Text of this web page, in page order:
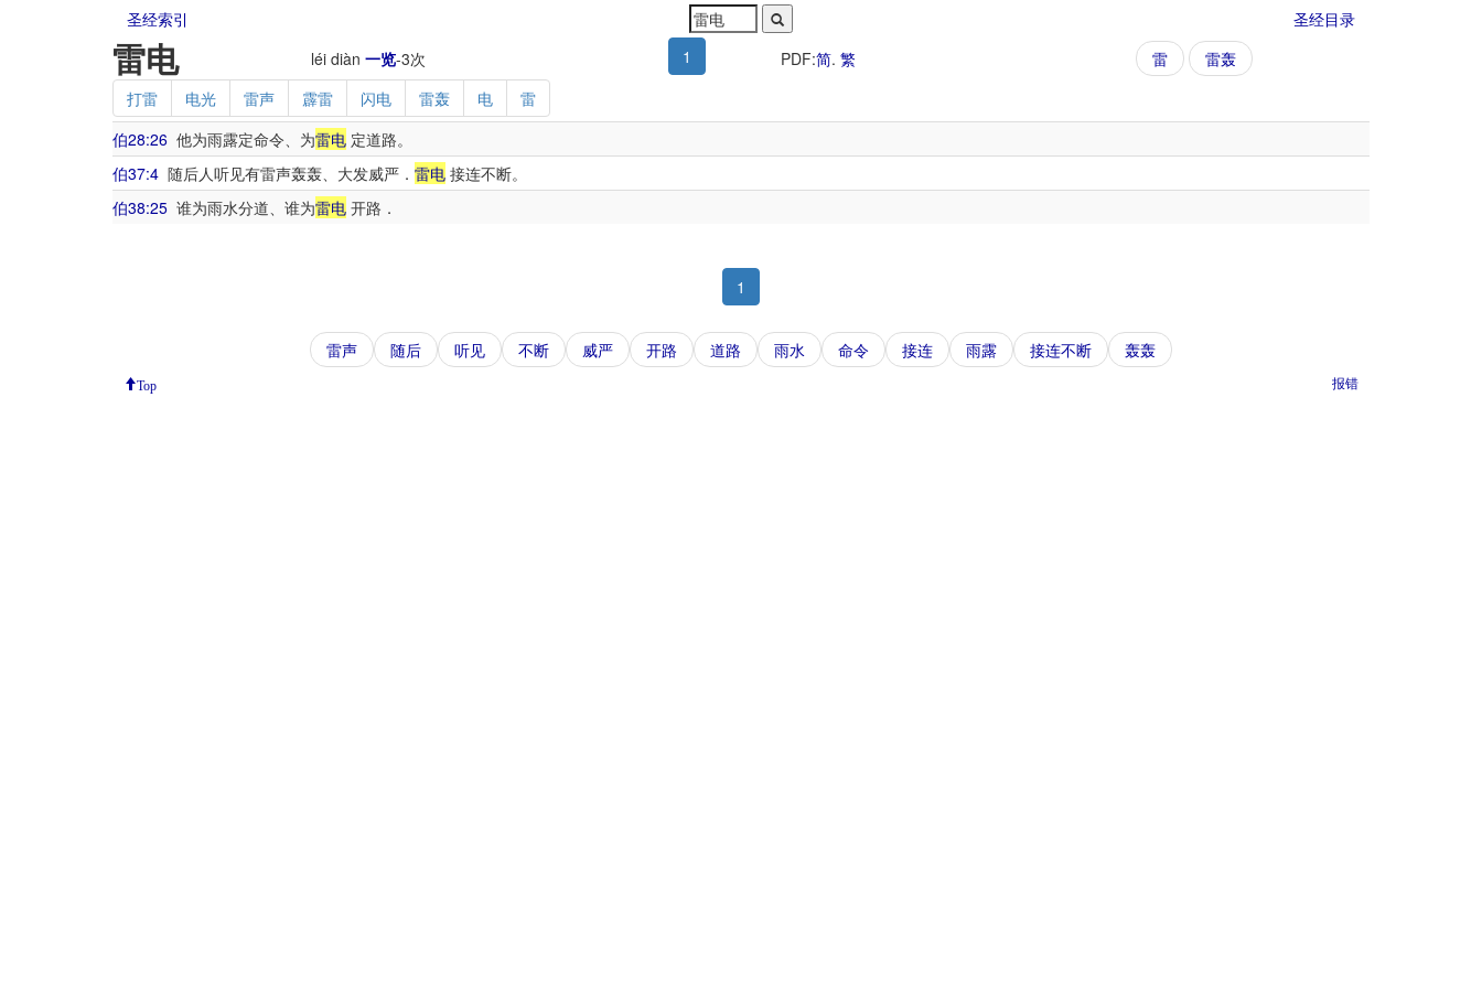
圣经索引 圣经目录
雷电 léi diàn 一览-3次 1 PDF:简. 繁 雷
雷轰
打雷
电光 雷声 霹雷 闪电 雷轰 电
雷
伯28:26 他为雨露定命令、为雷电 定道路。
伯37:4 随后人听见有雷声轰轰、大发威严． 雷电 接连不断。
伯38:25 谁为雨水分道、谁为雷电 开路．
1
雷声 随后 听见 不断 威严 开路 道路 雨水 命令 接连 雨露 接连不断 轰轰
Top 报错